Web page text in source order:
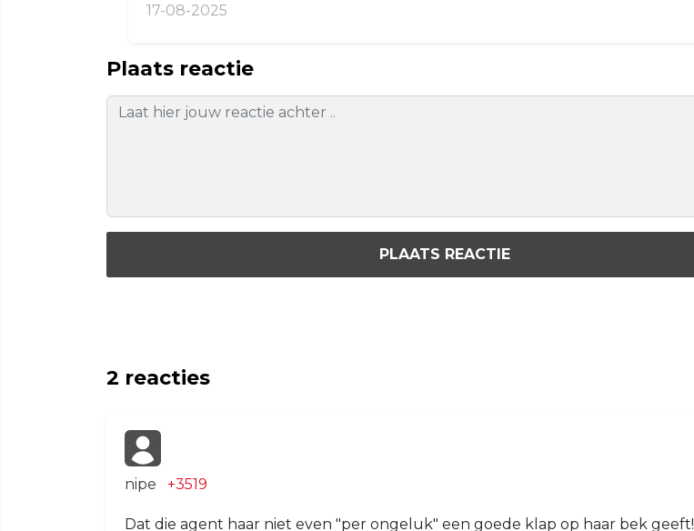
17-08-2025
Plaats reactie
PLAATS REACTIE
2 reacties
nipe +3519
Dat die agent haar niet even "per ongeluk" een goede klap op haar bek geeft!